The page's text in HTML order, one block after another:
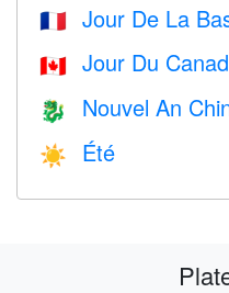
🇫🇷 Jour De La
🇨🇦 Jour Du
🐉 Nouvel An
☀️ Été